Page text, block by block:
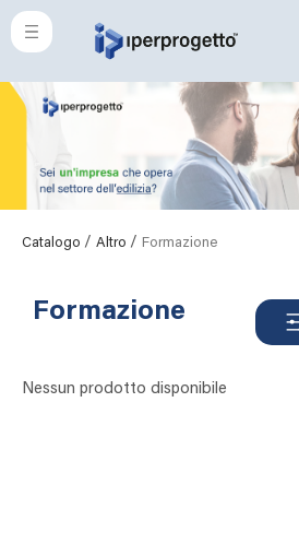
Catalogo / Altro / Formazione
Formazione
Nessun prodotto disponibile